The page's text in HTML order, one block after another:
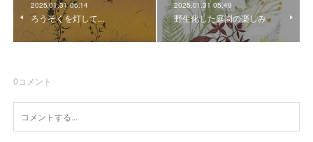
2025.01.31 06:14
ろうそくを灯して...
2025.01.31 05:49
野生化した庭園の楽しみ
0コメント